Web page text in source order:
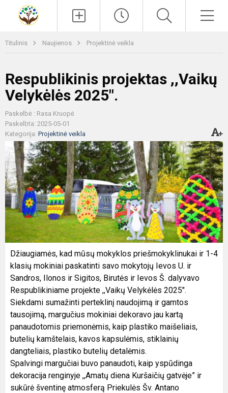
Titulinis Naujienos Projektinė veikla
Respublikinis projektas ,,Vaikų
Velykėlės 2025".
Paskelbė : Rasa Kruopė
Paskelbta: 2025-05-01
Kategorija: Projektinė veikla
Džiaugiamės, kad mūsų mokyklos priešmokyklinukai ir 1-4
klasių mokiniai paskatinti savo mokytojų Ievos U. ir
Sandros, Ilonos ir Sigitos, Birutės ir Ievos Š. dalyvavo
Respublikiniame projekte ,,Vaikų Velykėlės 2025".
Siekdami sumažinti perteklinį naudojimą ir gamtos
tausojimą, margučius mokiniai dekoravo jau kartą
panaudotomis priemonėmis, kaip plastiko maišeliais,
butelių kamštelais, kavos kapsulėmis, stiklainių
dangteliais, plastiko butelių detalėmis.
Spalvingi margučiai buvo panaudoti, kaip yspūdinga
dekoracija renginyje ,,Amatų diena Kuršaičių gatvėje” ir
sukūrė šventinę atmosferą Priekulės Šv. Antano